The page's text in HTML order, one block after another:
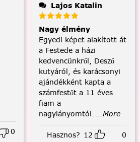
0
Lajos Katalin
Nagy élmény
Egyedi képet alakított át
a Festede a házi
kedvencünkről, Desző
kutyáról, és karácsonyi
ajándékként kapta a
számfestőt a 11 éves
fiam a
nagylányomtól. ...More
Hasznos? 12 0